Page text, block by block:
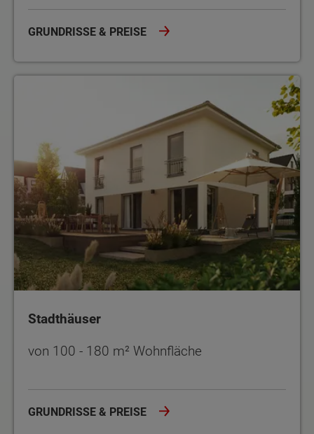
GRUNDRISSE & PREISE
Stadthäuser
von 100 - 180 m² Wohnfläche
GRUNDRISSE & PREISE